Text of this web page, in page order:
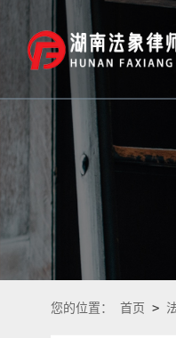
您的位置： 首页 >